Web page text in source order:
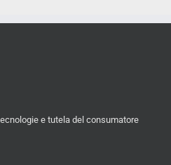
e tutela del consumatore